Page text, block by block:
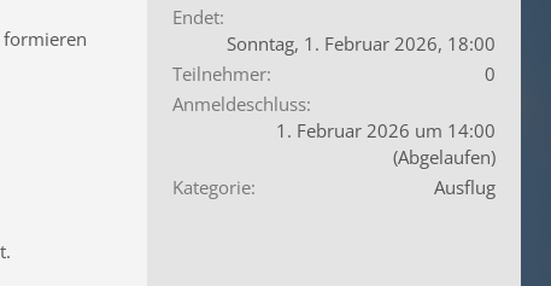
formieren
Endet
Sonntag, 1. Februar 2026, 18:00
Teilnehmer
0
Anmeldeschluss
1. Februar 2026 um 14:00
(Abgelaufen)
Kategorie
Ausflug